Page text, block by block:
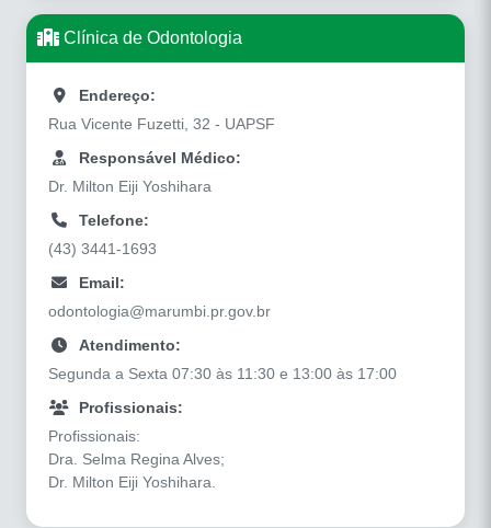
Clínica de Odontologia
Endereço:
Rua Vicente Fuzetti, 32 - UAPSF
Responsável Médico:
Dr. Milton Eiji Yoshihara
Telefone:
(43) 3441-1693
Email:
odontologia@marumbi.pr.gov.br
Atendimento:
Segunda a Sexta 07:30 às 11:30 e 13:00 às 17:00
Profissionais:
Profissionais:
Dra. Selma Regina Alves;
Dr. Milton Eiji Yoshihara.